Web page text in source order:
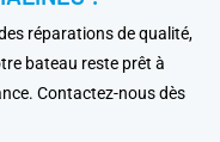
réparations de qualité,
bateau reste prêt à
Contactez-nous dès